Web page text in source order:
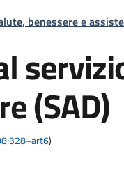
pane
benessere e
(SAD)
)